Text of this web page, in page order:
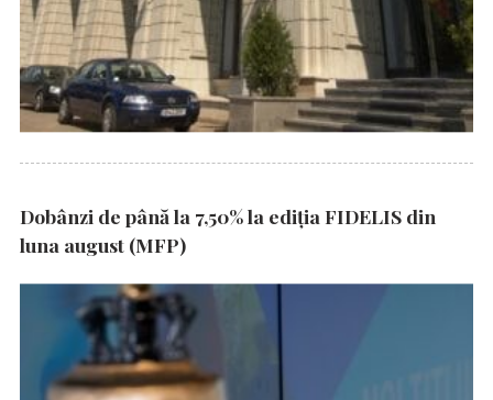
Dobânzi de până la 7,50% la ediția FIDELIS din
luna august (MFP)